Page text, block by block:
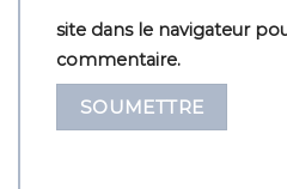
site dans le navigateur
commentaire.